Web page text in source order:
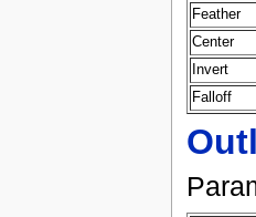
Feather
Center
Invert
Falloff